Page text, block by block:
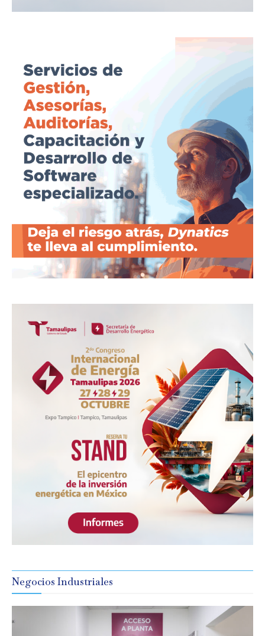
Negocios Industriales